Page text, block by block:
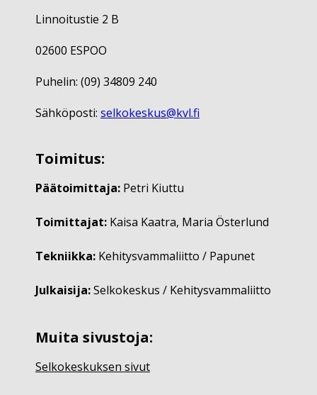
Linnoitustie 2 B
02600 ESPOO
Puhelin: (09) 34809 240
Sähköposti: selkokeskus@kvl.fi
Toimitus:
Päätoimittaja: Petri Kiuttu
Toimittajat: Kaisa Kaatra, Maria Österlund
Tekniikka: Kehitysvammaliitto / Papunet
Julkaisija:Selkokeskus / Kehitysvammaliitto
Muita sivustoja:
Selkokeskuksen sivut